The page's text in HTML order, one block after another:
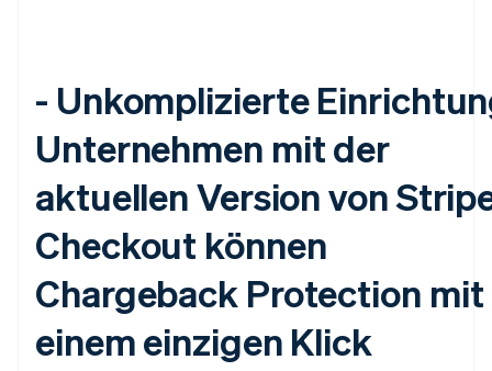
- Unkomplizierte
Unternehmen mit der
aktuellen Version von
Checkout können
Chargeback Protection mit
einem einzigen Klick
English
Griechenland
English
English
Irland
English
Italien
Italiano English
Japan
Kanada